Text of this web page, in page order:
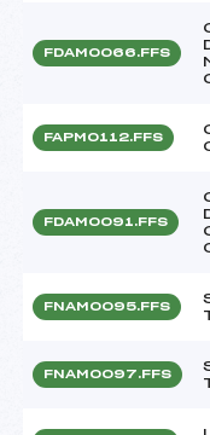
FDAM0066.FFS
FAPM0112.FFS
FDAM0091.FFS
FNAM0095.FFS
FNAM0097.FFS